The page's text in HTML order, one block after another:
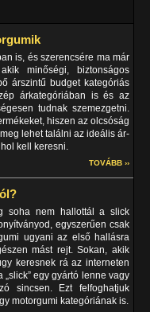
is, és szerencsére ma már
minőségi, biztonságos
árszintű budget kategóriás
árkategóriában is és az
tudnak szemezgetni.
hiszen az olcsóság
lehet találni az ideális ár-
kell keresni.
TOVÁBB ››
soha nem hallottál a slick
egyszerűen csak
ugyani az első hallásra
mást rejt. Sokan, akik
keresnek rá az interneten
egy gyártó lenne vagy
sincsen. Ezt felfoghatjuk
motorgumi kategóriának is.